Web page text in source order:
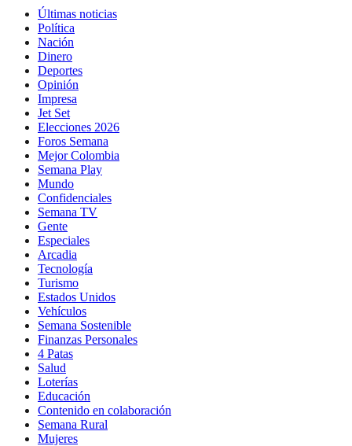
Últimas noticias
Política
Nación
Dinero
Deportes
Opinión
Impresa
Jet Set
Elecciones 2026
Foros Semana
Mejor Colombia
Semana Play
Mundo
Confidenciales
Semana TV
Gente
Especiales
Arcadia
Tecnología
Turismo
Estados Unidos
Vehículos
Semana Sostenible
Finanzas Personales
4 Patas
Salud
Loterías
Educación
Contenido en colaboración
Semana Rural
Mujeres